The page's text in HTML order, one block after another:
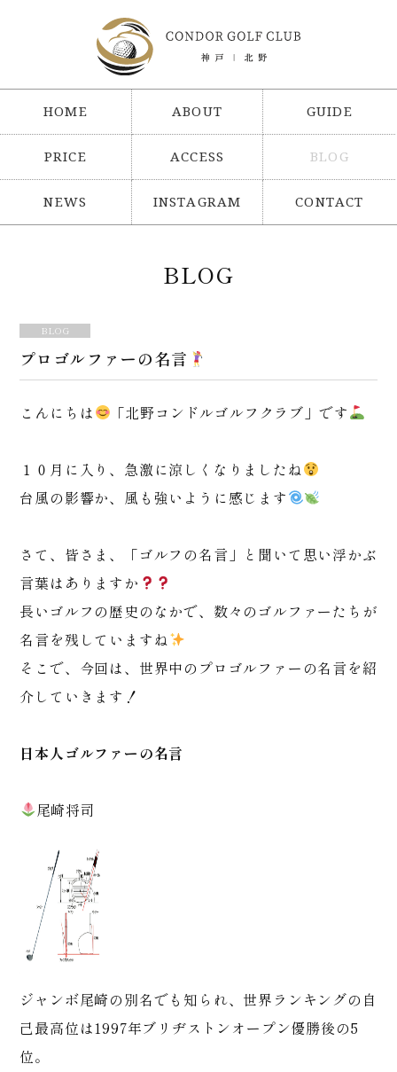
HOME ABOUT GUIDE
PRICE ACCESS BLOG
NEWS INSTAGRAM CONTACT
BLOG
BLOG
プロゴルファーの名言
こんにちは 「北野コンドルゴルフクラブ」です
１０月に入り、急激に涼しくなりましたね
台風の影響か、風も強いように感じます
さて、皆さま、「ゴルフの名言」と聞いて思い浮かぶ
言葉はありますか
長いゴルフの歴史のなかで、数々のゴルファーたちが
名言を残していますね
そこで、今回は、世界中のプロゴルファーの名言を紹
介していきます！
日本人ゴルファーの名言
尾崎将司
ジャンボ尾崎の別名でも知られ、世界ランキングの自
己最高位は1997年ブリヂストンオープン優勝後の5
位。